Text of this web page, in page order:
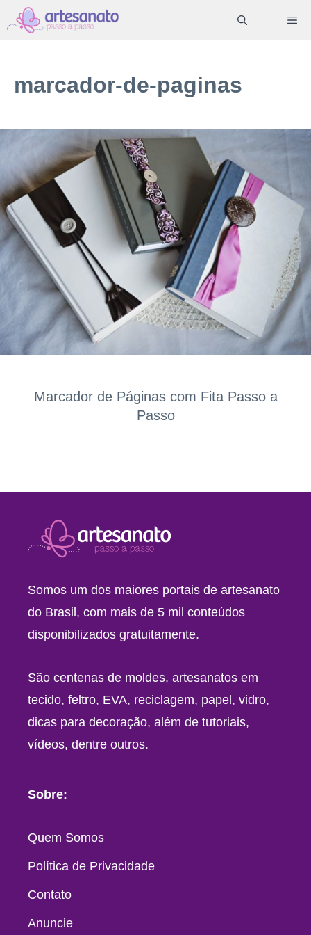
Pular
para
conteúdo
marcador-de-paginas
Marcador de Páginas com Fita Passo a
Passo
Somos um dos maiores portais de artesanato
do Brasil, com mais de 5 mil conteúdos
disponibilizados gratuitamente.
São centenas de moldes, artesanatos em
tecido, feltro, EVA, reciclagem, papel, vidro,
dicas para decoração, além de tutoriais,
vídeos, dentre outros.
Sobre:
Quem Somos
Política de Privacidade
Contato
Anuncie